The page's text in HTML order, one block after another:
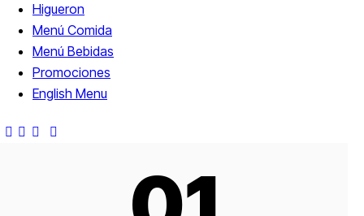
Higueron
Menú Comida
Menú Bebidas
Promociones
English Menu